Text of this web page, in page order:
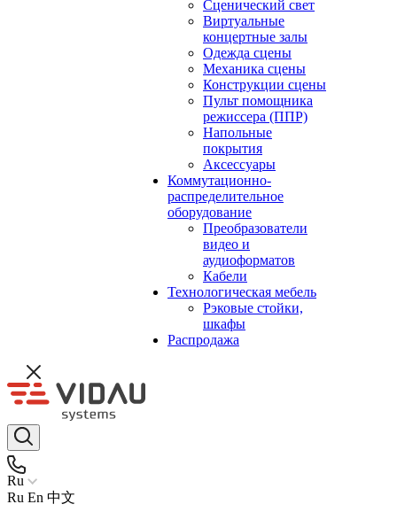
Сценический свет
Виртуальные
концертные залы
Одежда сцены
Механика сцены
Конструкции сцены
Пульт помощника
режиссера (ППР)
Напольные
покрытия
Аксессуары
Коммутационно-
распределительное
оборудование
Преобразователи
видео и
аудиоформатов
Кабели
Технологическая мебель
Рэковые стойки,
шкафы
Распродажа
Ru
Ru En 中文